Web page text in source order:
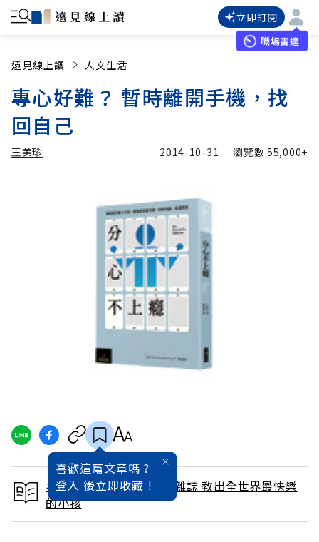
立即訂閱
職場雷達
遠見線上讀 人文生活
專心好難？ 暫時離開手機，找
回自己
王美珍 2014-10-31 瀏覽數55,000+
喜歡這篇文章嗎 ?
登入 後立即收藏 !
本文出自 2014 / 11月號雜誌 教出全世界最快樂
的小孩